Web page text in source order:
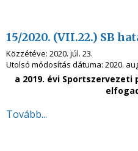
15/2020. (VII.22.) SB
Közzétéve: 2020. júl. 23.
Utolsó módosítás dátuma: 2020.
a 2019. évi
Tovább...